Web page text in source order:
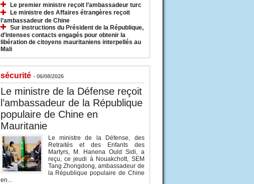
Le premier ministre reçoit l’ambassadeur turc
Le ministre des Affaires étrangères reçoit
l’ambassadeur de Chine
Sur instructions du Président de la République,
d’intenses contacts engagés pour obtenir la
libération de citoyens mauritaniens interpellés au
Mali
sécurité - 06/08/2026
Le ministre de la Défense reçoit
l’ambassadeur de la République
populaire de Chine en
Mauritanie
Le ministre de la Défense, des
Retraités et des Enfants des
Martyrs, M. Hanena Ould Sidi, a
reçu, ce jeudi à Nouakchott, SEM
Tang Zhongdong, ambassadeur de
la République populaire de Chine
en...